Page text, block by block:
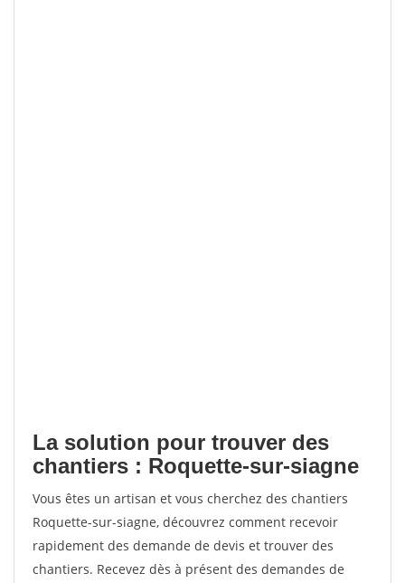
La solution pour trouver des
chantiers : Roquette-sur-siagne
Vous êtes un artisan et vous cherchez des chantiers
Roquette-sur-siagne, découvrez comment recevoir
rapidement des demande de devis et trouver des
chantiers. Recevez dès à présent des demandes de